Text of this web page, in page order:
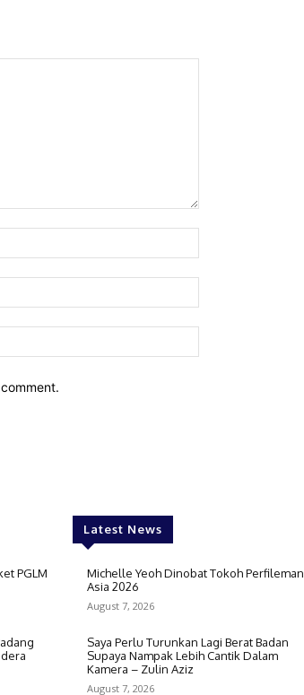
PGLM
Latest News
Michelle Yeoh Dinobat Tokoh Perfileman
Asia 2026
August 7, 2026
Saya Perlu Turunkan Lagi Berat Badan
Supaya Nampak Lebih Cantik Dalam
Kamera – Zulin Aziz
August 7, 2026